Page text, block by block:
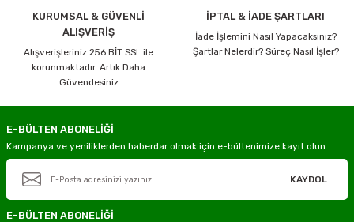
KURUMSAL & GÜVENLİ
ALIŞVERİŞ
Alışverişleriniz 256 BİT SSL ile
korunmaktadır. Artık Daha
Güvendesiniz
İPTAL & İADE ŞARTLARI
İade İşlemini Nasıl Yapacaksınız?
Şartlar Nelerdir? Süreç Nasıl İşler?
E-BÜLTEN ABONELİĞİ
Kampanya ve yeniliklerden haberdar olmak için e-bültenimize kayıt olun.
KAYDOL
E-BÜLTEN ABONELİĞİ